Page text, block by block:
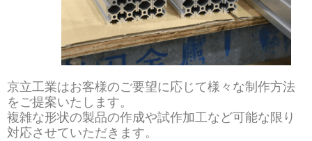
京立工業はお客様のご要望に応じて様々な制作方法
をご提案いたします。
複雑な形状の製品の作成や試作加工など可能な限り
対応させていただきます。